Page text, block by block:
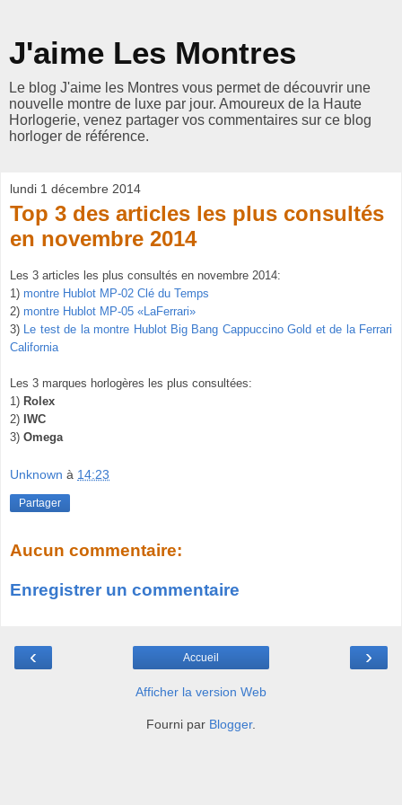
J'aime Les Montres
Le blog J'aime les Montres vous permet de découvrir une
nouvelle montre de luxe par jour. Amoureux de la Haute
Horlogerie, venez partager vos commentaires sur ce blog
horloger de référence.
lundi 1 décembre 2014
Top 3 des articles les plus consultés
en novembre 2014
Les 3 articles les plus consultés en novembre 2014:
1) montre Hublot MP-02 Clé du Temps
2) montre Hublot MP-05 «LaFerrari»
3)
Le test de la montre Hublot Big Bang Cappuccino Gold et de la Ferrari
California
Les 3 marques horlogères les plus consultées:
1) Rolex
2) IWC
3) Omega
Unknown à 14:23
Partager
Aucun commentaire:
Enregistrer un commentaire
‹ ›
Accueil
Afficher la version Web
Fourni par Blogger.